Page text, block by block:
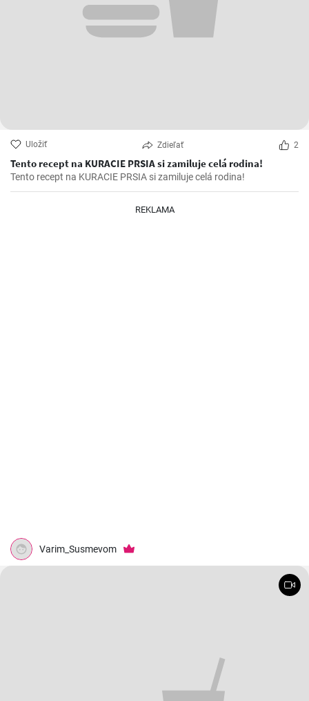
Uložiť Zdieľať 2
Tento recept na KURACIE PRSIA si zamiluje celá rodina!
Tento recept na KURACIE PRSIA si zamiluje celá rodina!
REKLAMA
Varim_Susmevom